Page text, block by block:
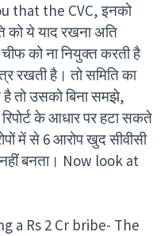
that the CVC, इनको
को ये याद रखना अति
को ना नियुक्त करती है
रखती है। तो समिति का
है तो उसको बिना समझे,
के आधार पर हटा सकते
में से 6 आरोप खुद सीवीसी
नहीं बनता। Now look at
a Rs 2 Cr bribe- The